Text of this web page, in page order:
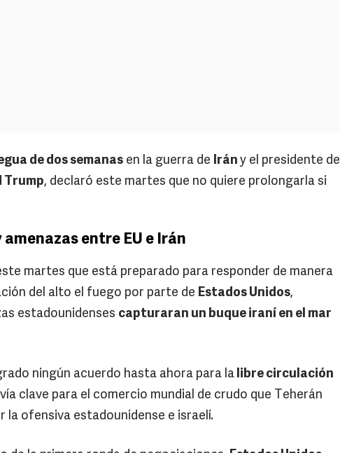
de dos semanas en la guerra de Irán y el presidente de
Trump, declaró este martes que no quiere prolongarla si
entre EU e Irán
martes que está preparado para responder de manera
del alto el fuego por parte de Estados Unidos,
estadounidenses capturaran un buque iraní en el mar
ningún acuerdo hasta ahora para la libre circulación
vía clave para el comercio mundial de crudo que Teherán
la ofensiva estadounidense e israelí.